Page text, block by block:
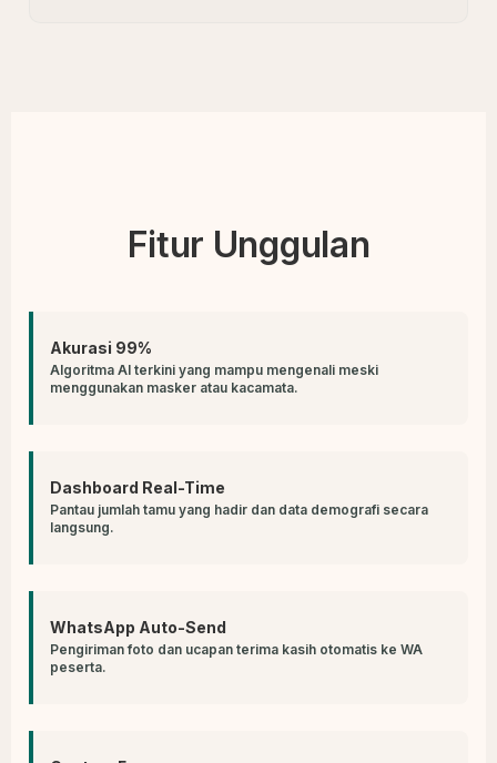
Fitur Unggulan
Akurasi 99%
Algoritma AI terkini yang mampu mengenali meski
menggunakan masker atau kacamata.
Dashboard Real-Time
Pantau jumlah tamu yang hadir dan data demografi secara
langsung.
WhatsApp Auto-Send
Pengiriman foto dan ucapan terima kasih otomatis ke WA
peserta.